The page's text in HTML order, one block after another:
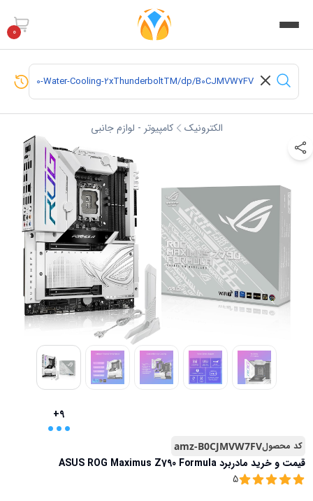
0
الکترونیک کامپیوتر - لوازم جانبی
+9
...
کد محصولamz-B0CJMVW7FV
قیمت و خرید مادربرد ASUS ROG Maximus Z790 Formula
5